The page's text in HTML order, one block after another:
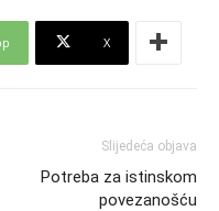
X
Slijedeća objava
Potreba za istinskom
povezanošću